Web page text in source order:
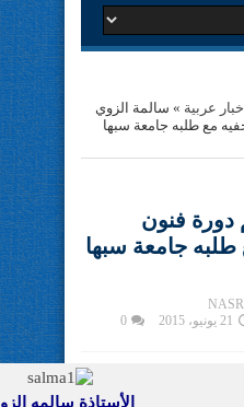
عربية » سالمة الزوي
مع طلبه جامعة سبها
دورة فنون
طلبه جامعة سبها
21 يونيو، 2015
0
الأستاذة سالمه